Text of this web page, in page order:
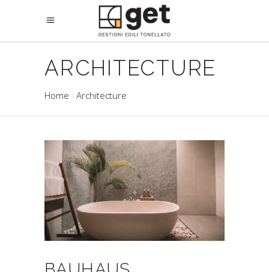
ARCHITECTURE
Home Architecture